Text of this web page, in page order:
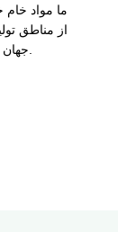
ما مواد خام
از مناطق